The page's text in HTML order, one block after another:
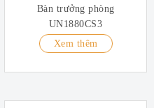
Bàn trưởng phòng
UN1880CS3
Xem thêm